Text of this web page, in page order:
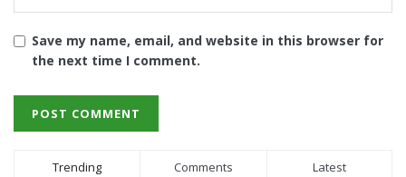
Save my name, email, and website in this browser for
the next time I comment.
Trending Comments Latest